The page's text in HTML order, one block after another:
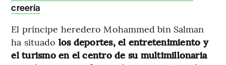
creería
El príncipe heredero Mohammed bin Salman
ha situado los deportes, el entretenimiento y
el turismo en el centro de su multimillonaria